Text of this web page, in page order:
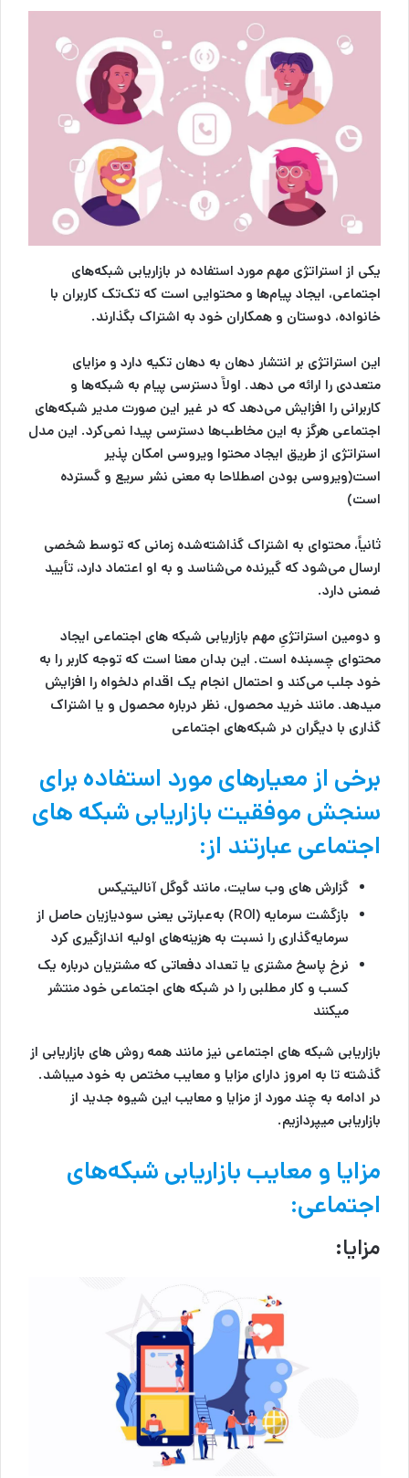
یکی از استراتژی مهم مورد استفاده در بازاریابی شبکه‌های
اجتماعی، ایجاد پیام‌ها و محتوایی است که تک‌تک کاربران با
خانواده، دوستان و همکاران خود به اشتراک بگذارند.
این استراتژی بر انتشار دهان به دهان تکیه دارد و مزایای
متعددی را ارائه می دهد. اولاََ دسترسی پیام به شبکه‌ها و
کاربرانی را افزایش می‌دهد که در غیر این صورت مدیر شبکه‌های
اجتماعی هرگز به این مخاطب‌ها دسترسی پیدا نمی‌کرد. این مدل
استراتژی از طریق ایجاد محتوا ویروسی امکان پذیر
است(ویروسی بودن اصطلاحا به معنی نشر سریع و گسترده
است)
ثانیاً، محتوای به اشتراک‌ گذاشته‌شده زمانی که توسط شخصی
ارسال می‌شود که گیرنده می‌شناسد و به او اعتماد دارد، تأیید
ضمنی دارد.
و دومین استراتژیِ مهم بازاریابی شبکه های اجتماعی ایجاد
محتوای چسبنده است. این بدان معنا‌ است که توجه کاربر را به
خود جلب می‌کند و احتمال انجام یک اقدام دلخواه را افزایش
میدهد. مانند خرید محصول، نظر درباره محصول و یا اشتراک
گذاری با دیگران در شبکه‌های اجتماعی
برخی از معیارهای مورد استفاده برای
سنجش موفقیت بازاریابی شبکه های
اجتماعی عبارتند از:
گزارش های وب سایت، مانند گوگل آنالیتیکس
بازگشت سرمایه (ROI) به‌عبارتی یعنی سودیازیان حاصل از
سرمایه‌گذاری را نسبت به هزینه‌های اولیه‌ اندازگیری کرد
نرخ پاسخ مشتری یا تعداد دفعاتی که مشتریان درباره یک
کسب و کار مطلبی را در شبکه های اجتماعی خود منتشر
میکنند
بازاریابی شبکه های اجتماعی نیز مانند همه روش های بازاریابی از
گذشته تا به امروز دارای مزایا و معایب مختص به خود میباشد.
در ادامه به چند مورد از مزایا و معایب این شیوه جدید از
بازاریابی میپردازیم.
مزایا و معایب بازاریابی شبکه‌های
اجتماعی:
مزایا: